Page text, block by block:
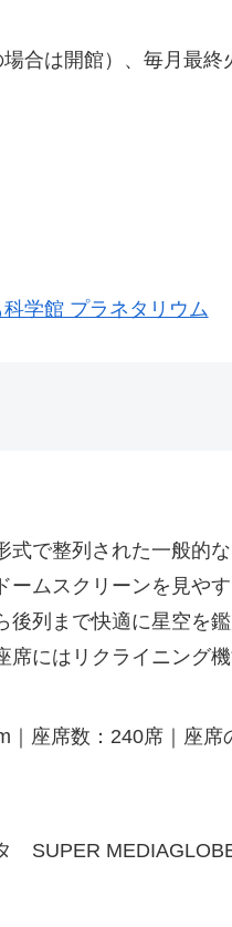
合は開館）、毎月最
学館 プラネタリウム
式で整列された一般的
ームスクリーンを見や
後列まで快適に星空を
席にはリクライニング
｜座席数：240席｜座
SUPER